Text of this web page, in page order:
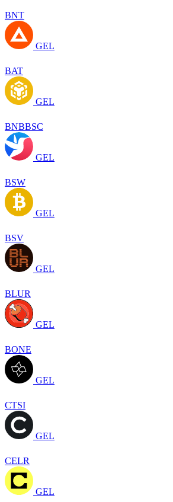
BNT
GEL
BAT
GEL
BNBBSC
GEL
BSW
GEL
BSV
GEL
BLUR
GEL
BONE
GEL
CTSI
GEL
CELR
GEL